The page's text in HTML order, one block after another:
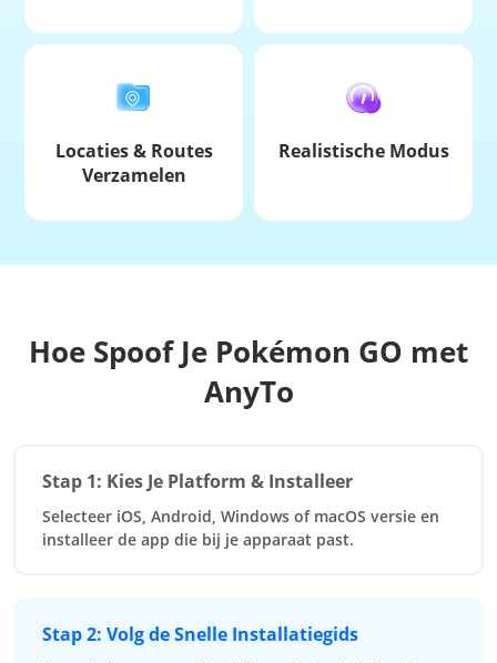
met één controller.
spoofing-routes naadloos.
Locaties & Routes
Verzamelen
routes in de cloud voor snel
Realistische Modus
±30% snelheidsvariatie elke 5
Hoe Spoof Je Pokémon GO met
AnyTo
Stap 1: Kies Je Platform & Installeer
Selecteer iOS, Android, Windows of macOS versie en
installeer de app die bij je apparaat past.
Stap 2: Volg de Snelle Installatiegids